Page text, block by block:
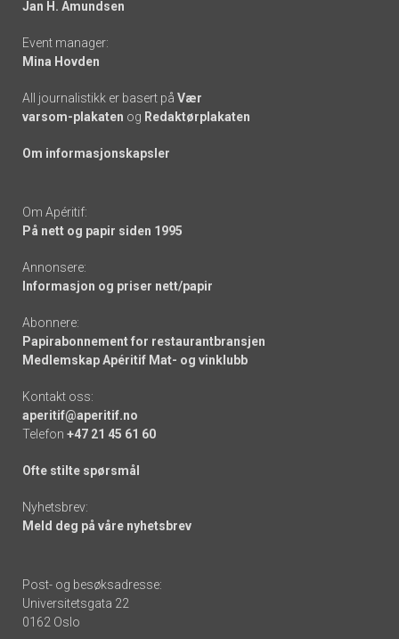
Jan H. Amundsen
Event manager:
Mina Hovden
All journalistikk er basert på Vær
varsom-plakaten og Redaktørplakaten
Om informasjonskapsler
Om Apéritif:
På nett og papir siden 1995
Annonsere:
Informasjon og priser nett/papir
Abonnere:
Papirabonnement for restaurantbransjen
Medlemskap Apéritif Mat- og vinklubb
Kontakt oss:
aperitif@aperitif.no
Telefon +47 21 45 61 60
Ofte stilte spørsmål
Nyhetsbrev:
Meld deg på våre nyhetsbrev
Post- og besøksadresse:
Universitetsgata 22
0162 Oslo